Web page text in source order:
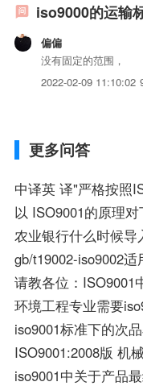
iso9000的运输
偏偏
没有固定的范围，
2022-02-09 11:10:02
更多问答
以 ISO9001的原理对
农业银行什么时候导
gb/t19002-iso9002
环境工程专业需要
iso9001标准下的次
ISO9001:2008版 机
iso9001中关于产品